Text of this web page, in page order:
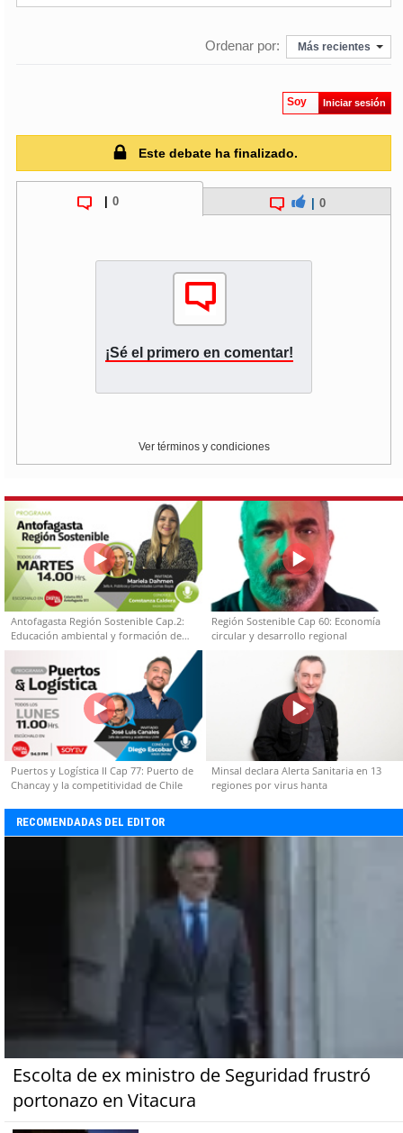
Ordenar por: Más recientes
Soy Iniciar sesión
Este debate ha finalizado.
0 0
¡Sé el primero en comentar!
Ver términos y condiciones
Antofagasta Región Sostenible Cap.2:
Educación ambiental y formación de
capacidades técnicas
Región Sostenible Cap 60: Economía
circular y desarrollo regional
Puertos y Logística II Cap 77: Puerto de
Chancay y la competitividad de Chile
Minsal declara Alerta Sanitaria en 13
regiones por virus hanta
RECOMENDADAS DEL EDITOR
Escolta de ex ministro de Seguridad frustró
portonazo en Vitacura